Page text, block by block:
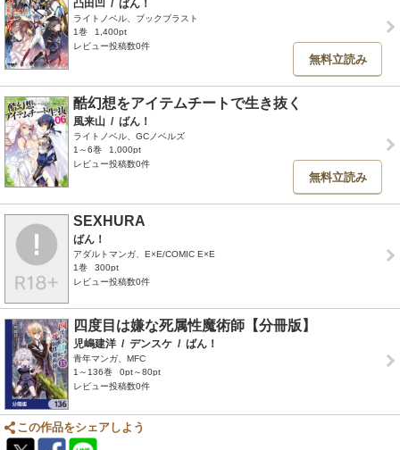
凸田凹 / ばん！
ライトノベル、ブックブラスト
1巻
1,400pt
レビュー投稿数0件
無料立読み
酷幻想をアイテムチートで生き抜く
風来山 / ばん！
ライトノベル、GCノベルズ
1～6巻
1,000pt
レビュー投稿数0件
無料立読み
SEXHURA
ばん！
アダルトマンガ、E×E/COMIC E×E
1巻
300pt
レビュー投稿数0件
四度目は嫌な死属性魔術師【分冊版】
児嶋建洋 / デンスケ / ばん！
青年マンガ、MFC
1～136巻
0pt～80pt
レビュー投稿数0件
この作品をシェアしよう